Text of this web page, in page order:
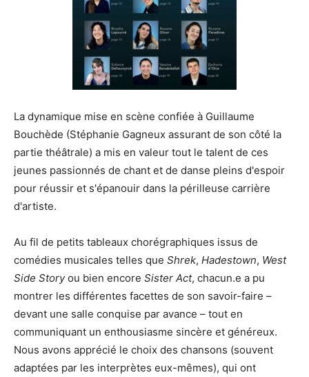
La dynamique mise en scène confiée à Guillaume
Bouchède (Stéphanie Gagneux assurant de son côté la
partie théâtrale) a mis en valeur tout le talent de ces
jeunes passionnés de chant et de danse pleins d'espoir
pour réussir et s'épanouir dans la périlleuse carrière
d'artiste.
Au fil de petits tableaux chorégraphiques issus de
comédies musicales telles que Shrek, Hadestown, West
Side Storyou bien encore Sister Act, chacun.e a pu
montrer les différentes facettes de son savoir-faire –
devant une salle conquise par avance – tout en
communiquant un enthousiasme sincère et généreux.
Nous avons apprécié le choix des chansons (souvent
adaptées par les interprètes eux-mêmes), qui ont